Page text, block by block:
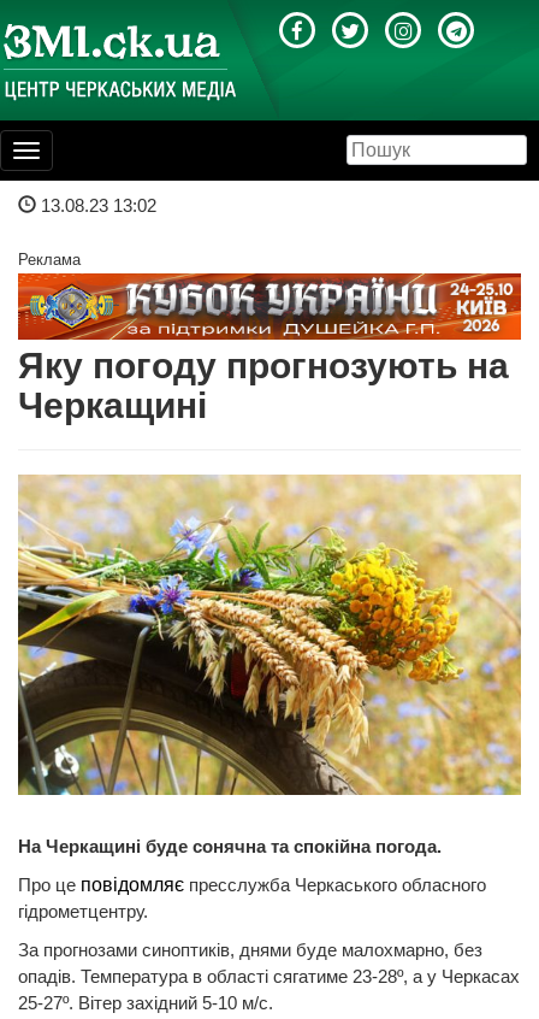
Toggle
navigation
13.08.23 13:02
Реклама
Яку погоду прогнозують на
Черкащині
На Черкащині буде сонячна та спокійна погода.
Про це повідомляє пресслужба Черкаського обласного
гідрометцентру.
За прогнозами синоптиків, днями буде малохмарно, без
опадів. Температура в області сягатиме 23-28º, а у Черкасах
25-27º. Вітер західний 5-10 м/с.